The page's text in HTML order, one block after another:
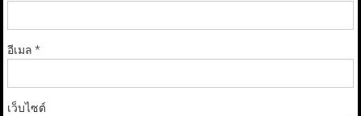
อีเมล *
เว็บไซต์